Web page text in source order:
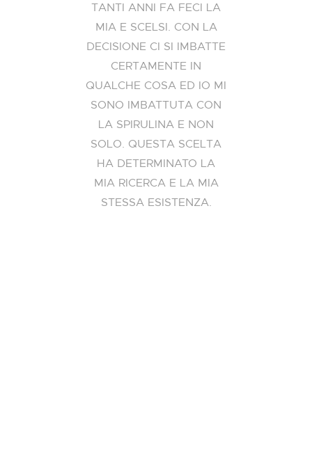
TANTI ANNI FA FECI LA
MIA E SCELSI. CON LA
DECISIONE CI SI IMBATTE
CERTAMENTE IN
QUALCHE COSA ED IO MI
SONO IMBATTUTA CON
LA SPIRULINA E NON
SOLO. QUESTA SCELTA
HA DETERMINATO LA
MIA RICERCA E LA MIA
STESSA ESISTENZA.